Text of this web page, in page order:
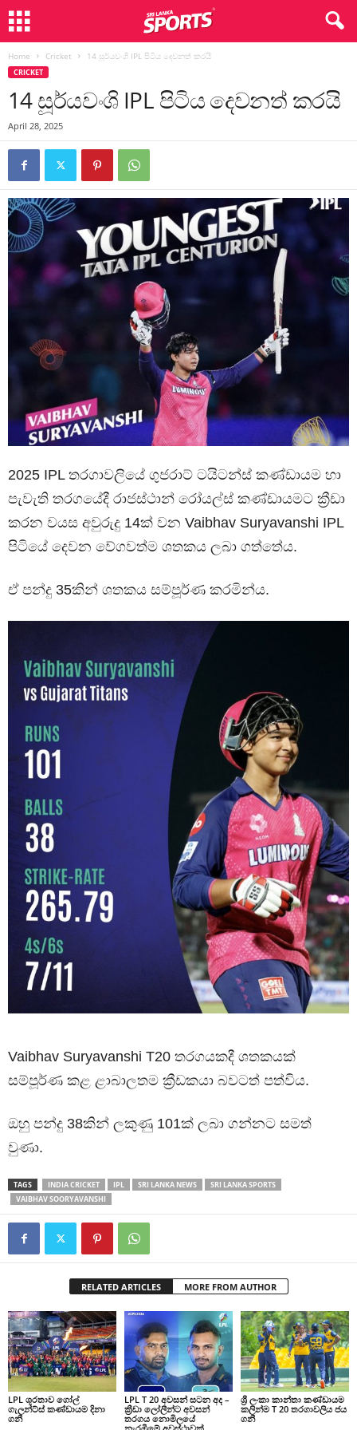
Home Cricket 14 සූර්යවංශි IPL පිටිය දෙවනත් කරයි
CRICKET
14 සූර්යවංශි IPL පිටිය දෙවනත් කරයි
April 28, 2025
2025 IPL තරගාවලියේ ගුජරාට් ටයිටන්ස් කණ්ඩායම හා
පැවැති තරගයේදී රාජස්ථාන් රෝයල්ස් කණ්ඩායමට ක්‍රීඩා
කරන වයස අවුරුදු 14ක් වන Vaibhav Suryavanshi IPL
පිටියේ දෙවන වේගවත්ම ශතකය ලබා ගත්තේය.
ඒ පන්දු 35කින් ශතකය සම්පූර්ණ කරමින්ය.
Vaibhav Suryavanshi T20 තරගයකදී ශතකයක්
සම්පූර්ණ කළ ළාබාලතම ක්‍රීඩකයා බවටත් පත්විය.
ඔහු පන්දු 38කින් ලකුණු 101ක් ලබා ගන්නට සමත්
වුණා.
TAGS INDIA CRICKET IPL SRI LANKA NEWS
SRI LANKA SPORTS
VAIBHAV SOORYAVANSHI
RELATED ARTICLES MORE FROM AUTHOR
LPL ශූරතාව ගෝල්
ගැලන්ට්ස් කණ්ඩායම දිනා
ගනී
LPL T 20 අවසන් සටන අද –
ක්‍රීඩා ලෝලීන්ට අවසන්
තරගය නොමිලයේ
ශ්‍රී ලංකා කාන්තා කණ්ඩායම
කලින්ම T 20 තරගාවලිය ජය
ගනී